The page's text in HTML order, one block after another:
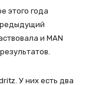
этого года
и MAN
У них есть два